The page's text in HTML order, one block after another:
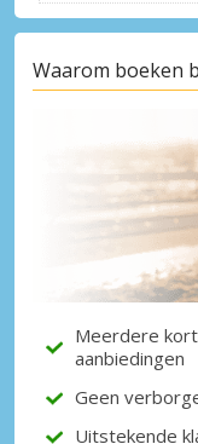
Waarom boeken
Meerdere
aanbiedingen
Geen
Uitstekende